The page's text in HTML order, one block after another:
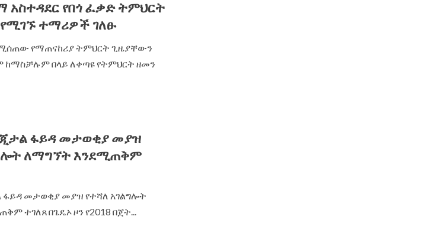
አስተዳደር የበጎ ፈቃድ ትምህርት
ተማሪዎች ገለፁ
የማጠናከሪያ ትምህርት ጊዜያቸውን
ከማስቻሉም በላይ ለቀጣዩ የትምህርት ዘመን
ፋይዳ መታወቂያ መያዝ
ለማግኘት እንደሚጠቅም
መታወቂያ መያዝ የተሻለ አገልግሎት
ተገለጸ‎ ‎በጌዴኦ ዞን የ2018 በጀት...